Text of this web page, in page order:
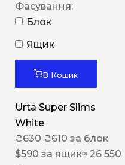
Фасування:
Блок
Ящик
В Кошик
Urta Super Slims
White
₴630 ₴610 за блок
$590 за ящик≈ 26 550